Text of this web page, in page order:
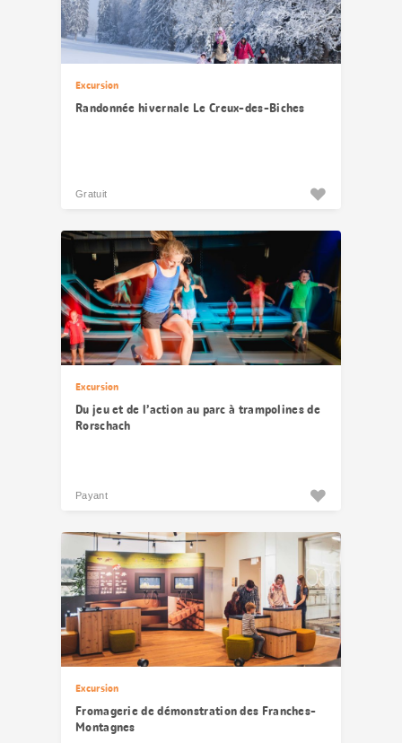
Excursion
Randonnée hivernale Le Creux-des-Biches
Gratuit
Excursion
Du jeu et de l’action au parc à trampolines de
Rorschach
Payant
Excursion
Fromagerie de démonstration des Franches-
Montagnes